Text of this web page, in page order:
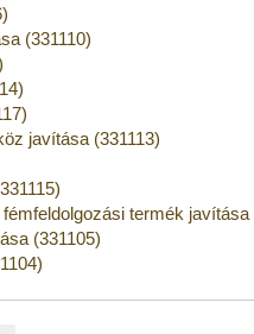
(331110)
javítása (331113)
termék javítása
(331105)